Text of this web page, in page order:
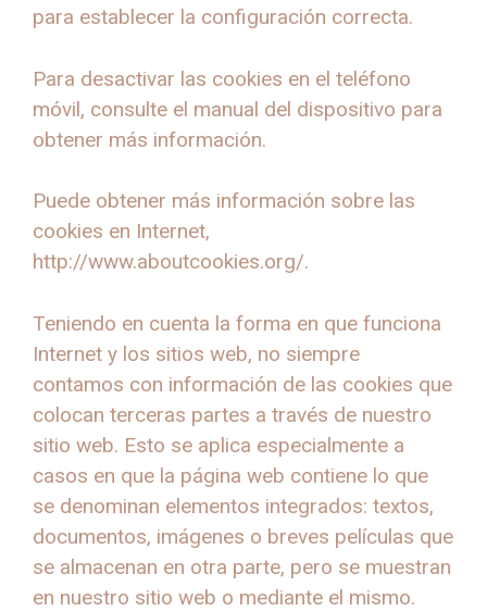
para establecer la configuración correcta.
Para desactivar las cookies en el teléfono
móvil, consulte el manual del dispositivo para
obtener más información.
Puede obtener más información sobre las
cookies en Internet,
http://www.aboutcookies.org/.
Teniendo en cuenta la forma en que funciona
Internet y los sitios web, no siempre
contamos con información de las cookies que
colocan terceras partes a través de nuestro
sitio web. Esto se aplica especialmente a
casos en que la página web contiene lo que
se denominan elementos integrados: textos,
documentos, imágenes o breves películas que
se almacenan en otra parte, pero se muestran
en nuestro sitio web o mediante el mismo.